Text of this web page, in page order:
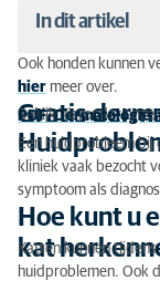
In dit artikel
Gratis
Hoe kunt u
Mogelijke
Uw kat heeft
Ook honden kunnen
hier meer over.
Gratis
Bekijk hieronder
PDF: Dermatologie
Een huidprobleem bij
kliniek vaak bezocht
symptoom als
Hoe kunt u
kat
Katten kunnen
huidproblemen. Ook